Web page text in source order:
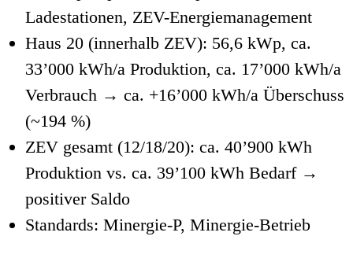
Ladestationen, ZEV-Energiemanagement
Haus 20 (innerhalb ZEV): 56,6 kWp, ca.
33’000 kWh/a Produktion, ca. 17’000 kWh/a
Verbrauch → ca. +16’000 kWh/a Überschuss
(~194 %)
ZEV gesamt (12/18/20): ca. 40’900 kWh
Produktion vs. ca. 39’100 kWh Bedarf →
positiver Saldo
Standards: Minergie-P, Minergie-Betrieb